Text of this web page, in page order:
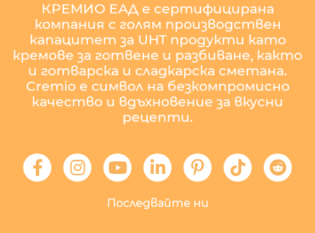
КРЕМИО ЕАД е сертифицирана
компания с голям производствен
капацитет за UHT продукти като
кремове за готвене и разбиване, както
и готварска и сладкарска сметана.
Cremio е символ на безкомпромисно
качество и вдъхновение за вкусни
рецепти.
Последвайте ни